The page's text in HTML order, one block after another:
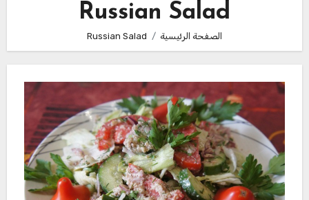
Russian Salad
الصفحة الرئيسية Russian Salad